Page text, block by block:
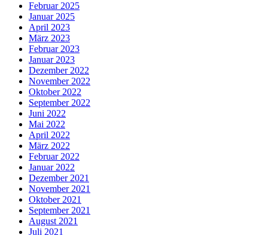
Februar 2025
Januar 2025
April 2023
März 2023
Februar 2023
Januar 2023
Dezember 2022
November 2022
Oktober 2022
September 2022
Juni 2022
Mai 2022
April 2022
März 2022
Februar 2022
Januar 2022
Dezember 2021
November 2021
Oktober 2021
September 2021
August 2021
Juli 2021